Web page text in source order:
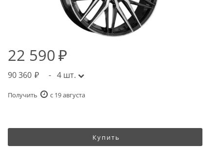
22 590
90 360 - 4 шт.
Получить c 19 августа
Купить